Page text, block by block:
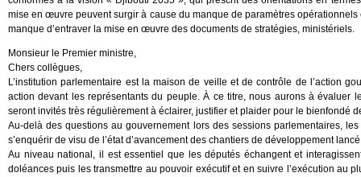
mise en œuvre peuvent surgir à cause du manque de paramètres
manque d’entraver la mise en œuvre des documents de stratégies, ministériels.
Monsieur le Premier ministre,
Chers collègues,
L’institution parlementaire est la maison de veille et de contrôle de l’action
action devant les représentants du peuple. À ce titre, nous aurons à évaluer
seront invités très régulièrement à éclairer, justifier et plaider pour le bienfondé
Au-delà des questions au gouvernement lors des sessions parlementaires,
s’enquérir de visu de l’état d’avancement des chantiers de développement
Au niveau national, il est essentiel que les députés échangent et
doléances puis les transmettre au pouvoir exécutif et en suivre l’exécution au